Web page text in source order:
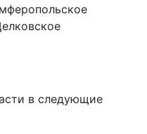
в следующие